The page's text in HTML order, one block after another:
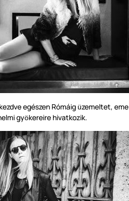
egészen Rómáig üzemeltet, eme
gyökereire hivatkozik.